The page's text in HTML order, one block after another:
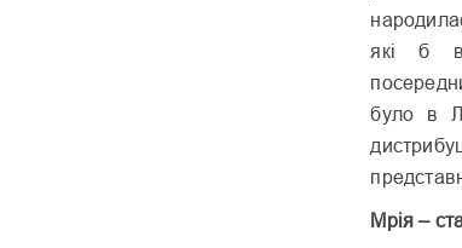
які б
було в
Мрія –